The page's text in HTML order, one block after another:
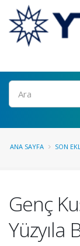
Ara
ANA SAYFA SON
Genç
Yüzyıla